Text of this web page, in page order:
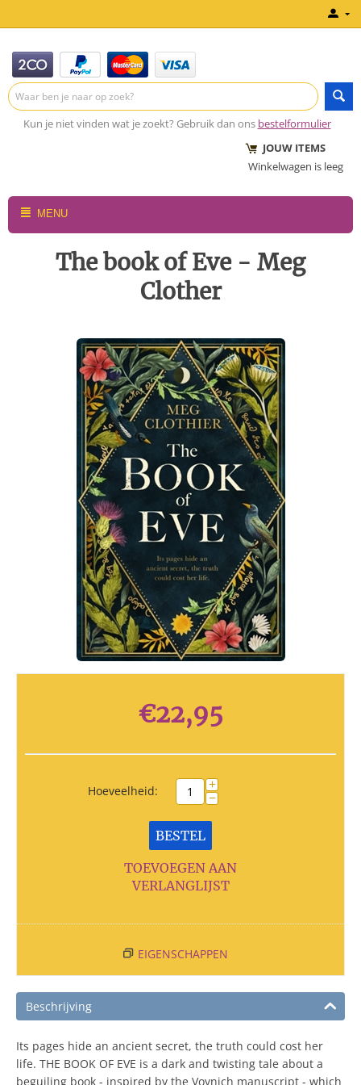
Kun je niet vinden wat je zoekt? Gebruik dan ons bestelformulier
JOUW ITEMS
Winkelwagen is leeg
MENU
The book of Eve - Meg
Clother
€22,95
Hoeveelheid: +
−
BESTEL
TOEVOEGEN AAN
VERLANGLIJST
EIGENSCHAPPEN
Beschrijving
Its pages hide an ancient secret, the truth could cost her
life. THE BOOK OF EVE is a dark and twisting tale about a
beguiling book - inspired by the Voynich manuscript - which